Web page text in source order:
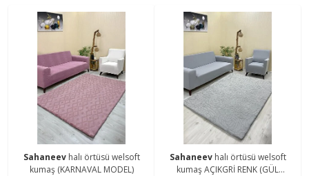
Sahaneev halı örtüsü welsoft
kumaş (KARNAVAL MODEL)
Sahaneev halı örtüsü welsoft
kumaş AÇIKGRİ RENK (GÜL